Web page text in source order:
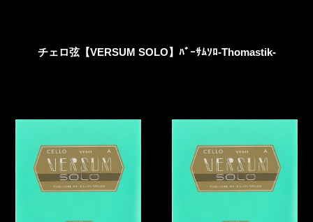
チェロ弦【VERSUM SOLO】 ﾊﾞｰｻﾑｿﾛ-Thomastik-